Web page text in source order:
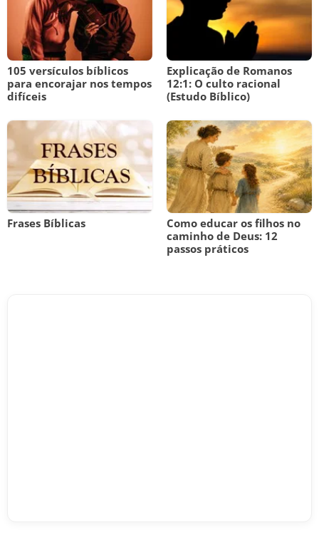
105 versículos bíblicos
para encorajar nos tempos
difíceis
Explicação de Romanos
12:1: O culto racional
(Estudo Bíblico)
Frases Bíblicas
Como educar os filhos no
caminho de Deus: 12
passos práticos